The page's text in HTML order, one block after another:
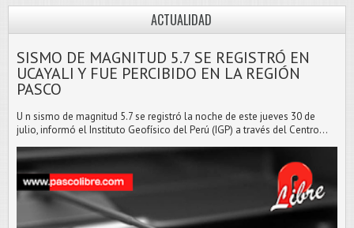
ACTUALIDAD
SISMO DE MAGNITUD 5.7 SE REGISTRÓ EN
UCAYALI Y FUE PERCIBIDO EN LA REGIÓN
PASCO
U n sismo de magnitud 5.7 se registró la noche de este jueves 30 de
julio, informó el Instituto Geofísico del Perú (IGP) a través del Centro...